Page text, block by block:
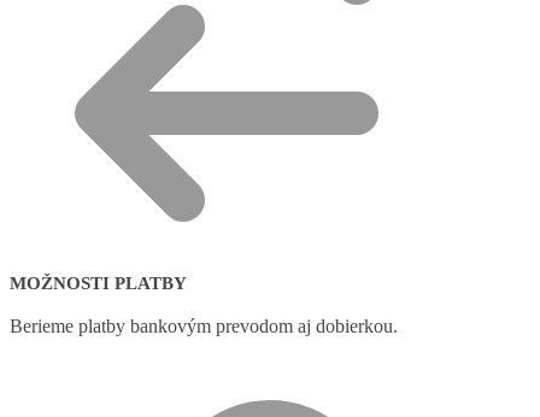
MOŽNOSTI PLATBY
Berieme platby bankovým prevodom aj dobierkou.